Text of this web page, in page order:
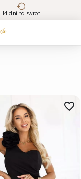
14 dni na zwrot
favorite_border